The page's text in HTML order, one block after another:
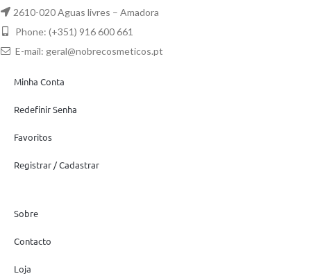
2610-020 Aguas livres – Amadora
Phone: (+351) 916 600 661
E-mail: geral@nobrecosmeticos.pt
Minha Conta
Redefinir Senha
Favoritos
Registrar / Cadastrar
Sobre
Contacto
Loja